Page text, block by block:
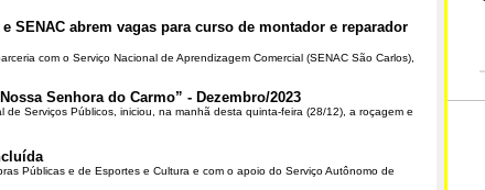
SENAC abrem vagas para curso de montador e reparador
com o Serviço Nacional de Aprendizagem Comercial (SENAC São Carlos),
Senhora do Carmo” - Dezembro/2023
Serviços Públicos, iniciou, na manhã desta quinta-feira (28/12), a roçagem e
Públicas e de Esportes e Cultura e com o apoio do Serviço Autônomo de